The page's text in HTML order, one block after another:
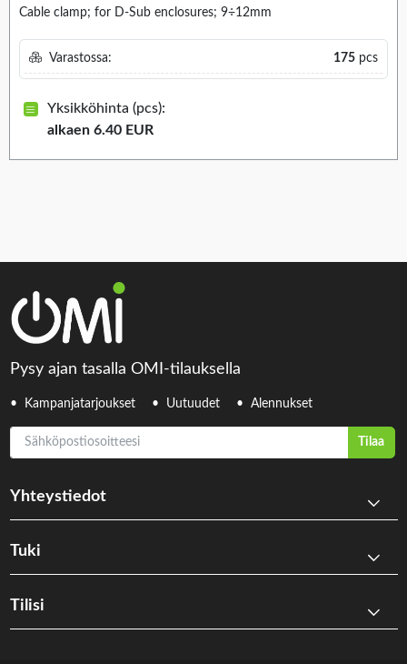
Cable clamp; for D-Sub enclosures; 9÷12mm
Varastossa: 175 pcs
Yksikköhinta (pcs):
alkaen 6.40 EUR
Pysy ajan tasalla OMI-tilauksella
Kampanjatarjoukset Uutuudet Alennukset
Sähköpostiosoitteesi
Tilaa
Yhteystiedot
Tuki
Tilisi